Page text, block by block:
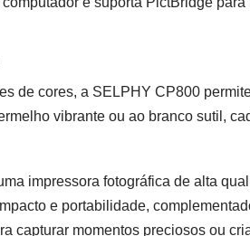
de cores, a SELPHY CP800
vibrante ou ao branco sutil,
impressora fotográfica de alta
e portabilidade,
capturar momentos preciosos ou